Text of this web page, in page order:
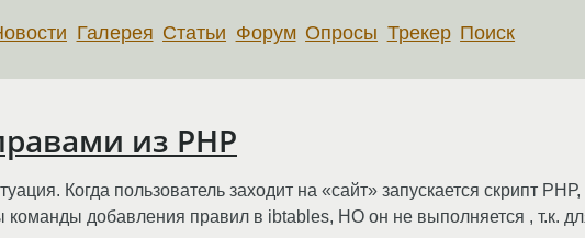
Галерея Статьи Форум Опросы Трекер Поиск
из PHP
Когда пользователь заходит на «сайт» запускается скрипт
добавления правил в ibtables, НО он не выполняется , т.к.